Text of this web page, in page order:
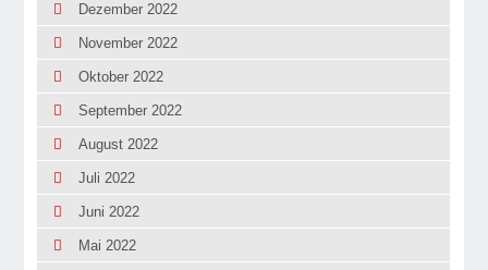
Dezember 2022
November 2022
Oktober 2022
September 2022
August 2022
Juli 2022
Juni 2022
Mai 2022